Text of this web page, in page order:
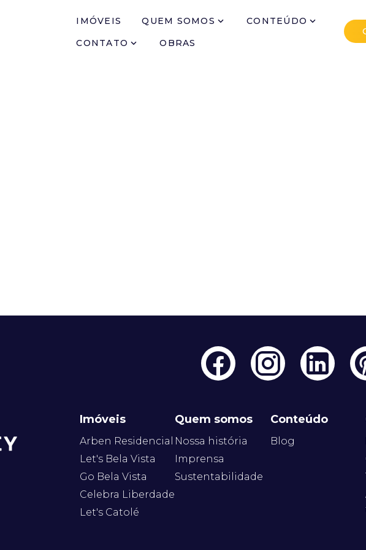
IMÓVEIS QUEM SOMOS
CONTEÚDO
CONTATO
OBRAS
Imóveis
Arben Residencial
Let's Bela Vista
Go Bela Vista
Celebra Liberdade
Let's Catolé
Quem somos
Nossa história
Imprensa
Sustentabilidade
Conteúdo
Blog